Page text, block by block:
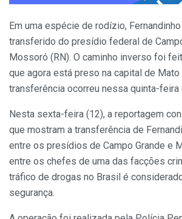
Em uma espécie de rodízio,
transferido do presídio federal de
Mossoró (RN). O caminho inverso foi
que agora está preso na capital de Mato
transferência ocorreu nessa quinta-feira
Nesta sexta-feira (12), a reportagem
que mostram a transferência de
entre os presídios de Campo Grande e
entre os chefes de uma das facções
tráfico de drogas no Brasil é
segurança.